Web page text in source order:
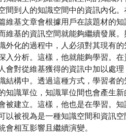
間到人的知識空間中的資訊內化
維基文章會根據用戶在該題材的
維基的資訊空間就能夠繼續發展
外化的過程中，人必須對其現有
入分析。這樣，他就能夠學習。
會對從維基獲得的資訊中加以處
結構中。透過這種方式，學習者
知識單位，知識單位間也會產生新
被建立。這樣，他也是在學習。
以被視為是一種知識空間和資訊
會相互影響且繼續演變。